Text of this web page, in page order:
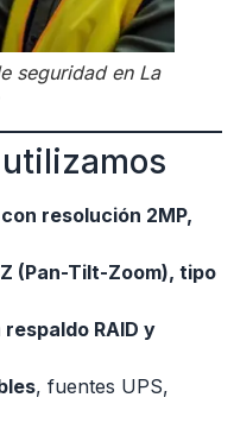
seguridad en La
utilizamos
resolución 2MP,
(Pan-Tilt-Zoom), tipo
respaldo RAID y
, fuentes UPS,